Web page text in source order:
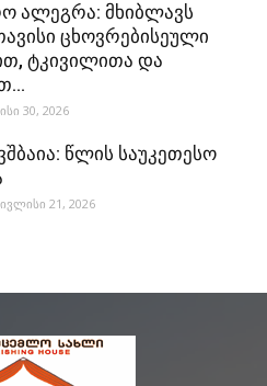
ალეგრა: მხიბლავს
ცხოვრებისეული
ტკივილითა და
30, 2026
წლის საუკეთესო
ივლისი 21, 2026